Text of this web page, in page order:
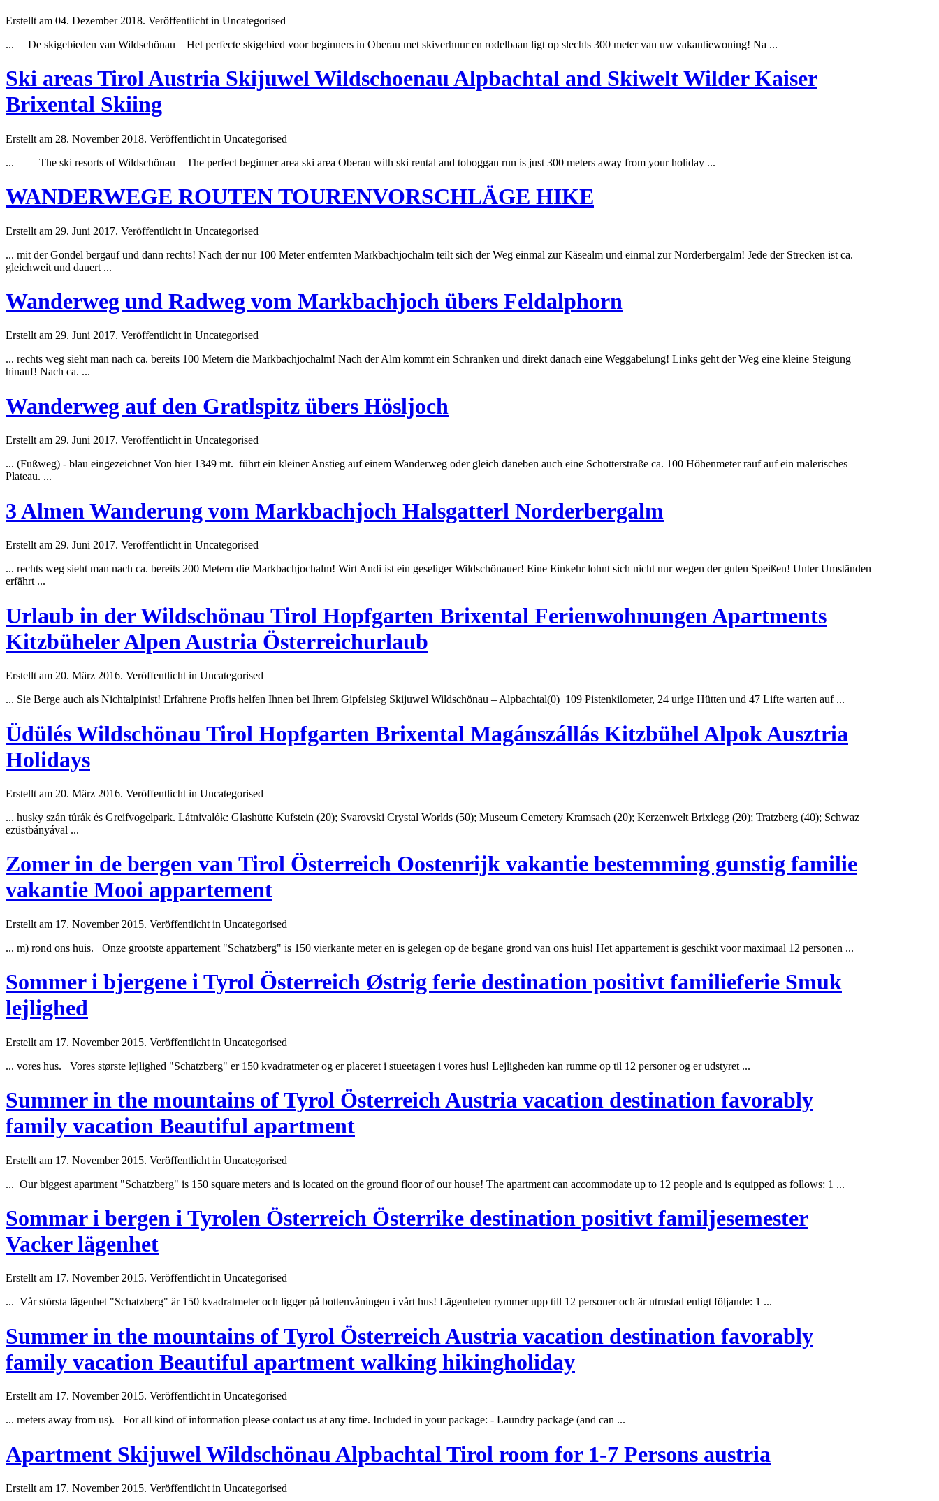
Erstellt am 04. Dezember 2018. Veröffentlicht in Uncategorised
... De skigebieden van Wildschönau Het perfecte skigebied voor beginners in Oberau met skiverhuur en rodelbaan ligt op slechts 300 metervan uw vakantiewoning! Na ...
Ski areas Tirol Austria Skijuwel Wildschoenau Alpbachtal and Skiwelt Wilder Kaiser
Brixental Skiing
Erstellt am 28. November 2018. Veröffentlicht in Uncategorised
... The ski resorts of Wildschönau The perfect beginner area ski area Oberau with ski rental and toboggan run is just 300 meters away from your holiday ...
WANDERWEGE ROUTEN TOURENVORSCHLÄGE HIKE
Erstellt am 29. Juni 2017. Veröffentlicht in Uncategorised
... mit der Gondel bergauf und dann rechts! Nach der nur 100 Meterentfernten Markbachjochalm teilt sich der Weg einmal zur Käsealm und einmal zur Norderbergalm! Jede der Strecken ist ca.
gleichweit und dauert ...
Wanderweg und Radweg vom Markbachjoch übers Feldalphorn
Erstellt am 29. Juni 2017. Veröffentlicht in Uncategorised
... rechts weg sieht man nach ca. bereits 100 Metern die Markbachjochalm! Nach der Alm kommt ein Schranken und direkt danach eine Weggabelung! Links geht der Weg eine kleine Steigung
hinauf! Nach ca. ...
Wanderweg auf den Gratlspitz übers Hösljoch
Erstellt am 29. Juni 2017. Veröffentlicht in Uncategorised
... (Fußweg) - blau eingezeichnet Von hier 1349 mt. führt ein kleiner Anstieg auf einem Wanderweg oder gleich daneben auch eine Schotterstraße ca. 100 Höhenmeterrauf auf ein malerisches
Plateau. ...
3 Almen Wanderung vom Markbachjoch Halsgatterl Norderbergalm
Erstellt am 29. Juni 2017. Veröffentlicht in Uncategorised
... rechts weg sieht man nach ca. bereits 200 Metern die Markbachjochalm! Wirt Andi ist ein geseliger Wildschönauer! Eine Einkehr lohnt sich nicht nur wegen der guten Speißen! Unter Umständen
erfährt ...
Urlaub in der Wildschönau Tirol Hopfgarten Brixental Ferienwohnungen Apartments
Kitzbüheler Alpen Austria Österreichurlaub
Erstellt am 20. März 2016. Veröffentlicht in Uncategorised
... Sie Berge auch als Nichtalpinist! Erfahrene Profis helfen Ihnen bei Ihrem Gipfelsieg Skijuwel Wildschönau – Alpbachtal(0) 109 Pistenkilometer, 24 urige Hütten und 47 Lifte warten auf ...
Üdülés Wildschönau Tirol Hopfgarten Brixental Magánszállás Kitzbühel Alpok Ausztria
Holidays
Erstellt am 20. März 2016. Veröffentlicht in Uncategorised
... husky szán túrák és Greifvogelpark. Látnivalók: Glashütte Kufstein (20); Svarovski Crystal Worlds (50); Museum Cemetery Kramsach (20); Kerzenwelt Brixlegg (20); Tratzberg (40); Schwaz
ezüstbányával ...
Zomer in de bergen van Tirol Österreich Oostenrijk vakantie bestemming gunstig familie
vakantie Mooi appartement
Erstellt am 17. November 2015. Veröffentlicht in Uncategorised
... m) rond ons huis. Onze grootste appartement "Schatzberg" is 150 vierkante meteren is gelegen op de begane grond van ons huis! Het appartement is geschikt voor maximaal 12 personen ...
Sommer i bjergene i Tyrol Österreich Østrig ferie destination positivt familieferie Smuk
lejlighed
Erstellt am 17. November 2015. Veröffentlicht in Uncategorised
... vores hus. Vores største lejlighed "Schatzberg" er 150 kvadratmeterog er placeret i stueetagen i vores hus! Lejligheden kan rumme op til 12 personer og er udstyret ...
Summer in the mountains of Tyrol Österreich Austria vacation destination favorably
family vacation Beautiful apartment
Erstellt am 17. November 2015. Veröffentlicht in Uncategorised
... Our biggest apartment "Schatzberg" is 150 square meters and is located on the ground floor of our house! The apartment can accommodate up to 12 people and is equipped as follows: 1 ...
Sommar i bergen i Tyrolen Österreich Österrike destination positivt familjesemester
Vacker lägenhet
Erstellt am 17. November 2015. Veröffentlicht in Uncategorised
... Vår största lägenhet "Schatzberg" är 150 kvadratmeteroch ligger på bottenvåningen i vårt hus! Lägenheten rymmer upp till 12 personer och är utrustad enligt följande: 1 ...
Summer in the mountains of Tyrol Österreich Austria vacation destination favorably
family vacation Beautiful apartment walking hikingholiday
Erstellt am 17. November 2015. Veröffentlicht in Uncategorised
... meters away from us). For all kind of information please contact us at any time. Included in your package: - Laundry package (and can ...
Apartment Skijuwel Wildschönau Alpbachtal Tirol room for 1-7 Persons austria
Erstellt am 17. November 2015. Veröffentlicht in Uncategorised